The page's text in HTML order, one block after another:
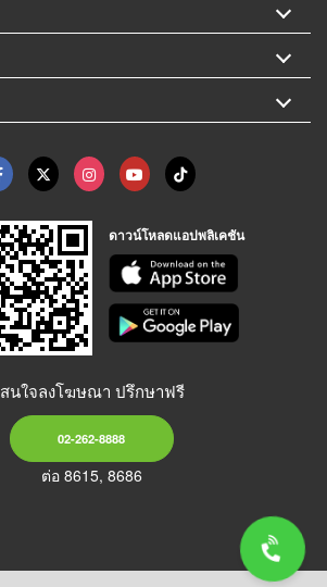
ดาวน์โหลดแอปพลิเคชัน
สนใจลงโฆษณา ปรึกษาฟรี
02-262-8888
ต่อ 8615, 8686